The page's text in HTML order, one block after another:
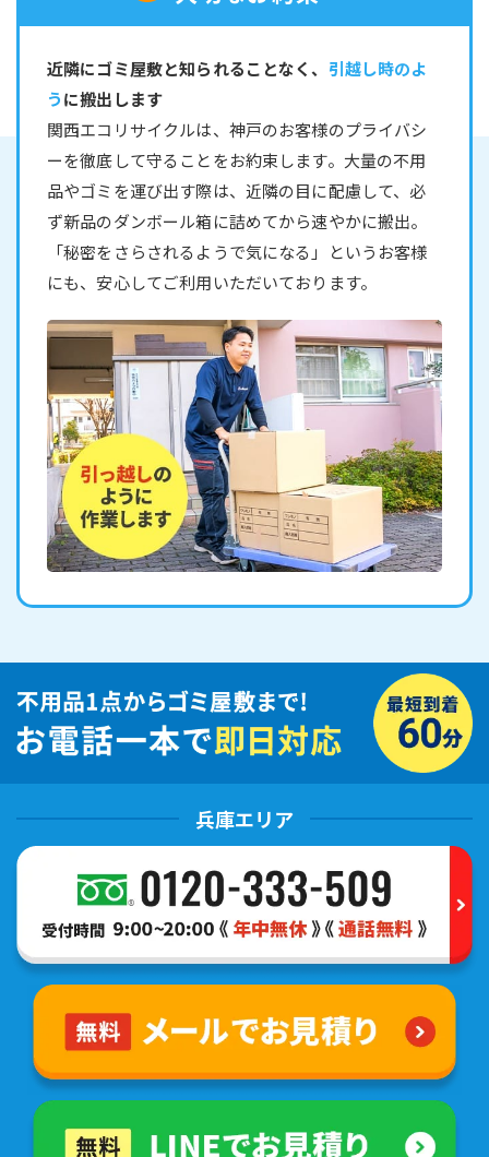
近隣にゴミ屋敷と知られることなく、 引越し時のよ
うに搬出します
関西エコリサイクルは、神戸のお客様のプライバシ
ーを徹底して守ることをお約束します。大量の不用
品やゴミを運び出す際は、近隣の目に配慮して、必
ず新品のダンボール箱に詰めてから速やかに搬出。
「秘密をさらされるようで気になる」というお客様
にも、安心してご利用いただいております。
兵庫エリア